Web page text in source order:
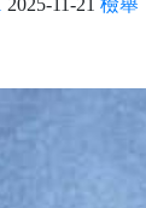
2025-11-21 檢舉